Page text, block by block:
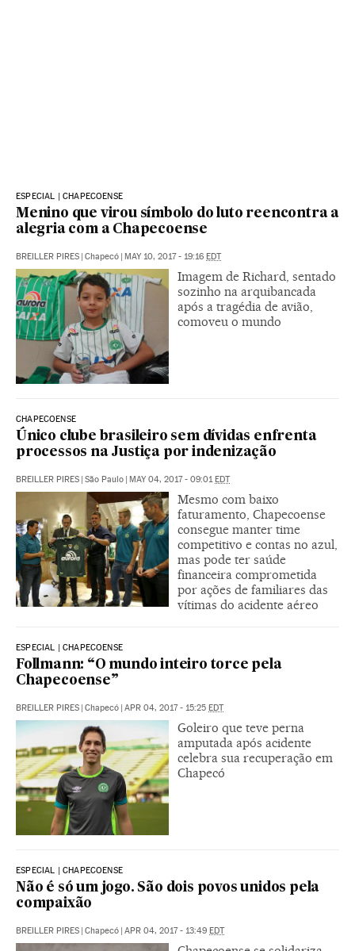
ESPECIAL | CHAPECOENSE
Menino que virou símbolo do luto reencontra a
alegria com a Chapecoense
BREILLER PIRES Chapecó MAY 10, 2017 - 19:16 EDT
Imagem de Richard, sentado
sozinho na arquibancada
após a tragédia de avião,
comoveu o mundo
CHAPECOENSE
Único clube brasileiro sem dívidas enfrenta
processos na Justiça por indenização
BREILLER PIRES São Paulo MAY 04, 2017 - 09:01 EDT
Mesmo com baixo
faturamento, Chapecoense
consegue manter time
competitivo e contas no azul,
mas pode ter saúde
financeira comprometida
por ações de familiares das
vítimas do acidente aéreo
ESPECIAL | CHAPECOENSE
Follmann: “O mundo inteiro torce pela
Chapecoense”
BREILLER PIRES Chapecó APR 04, 2017 - 15:25 EDT
Goleiro que teve perna
amputada após acidente
celebra sua recuperação em
Chapecó
ESPECIAL | CHAPECOENSE
Não é só um jogo. São dois povos unidos pela
compaixão
BREILLER PIRES | Chapecó | APR 04, 2017 - 13:49 EDT